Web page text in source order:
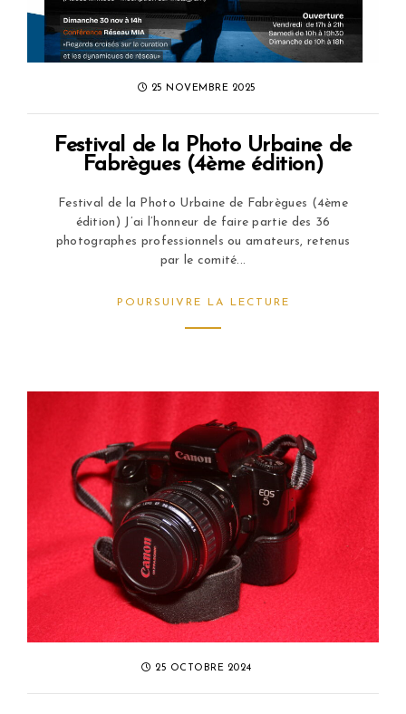
25 NOVEMBRE 2025
Festival de la Photo Urbaine de
Fabrègues (4ème édition)
Festival de la Photo Urbaine de Fabrègues (4ème
édition) J’ai l’honneur de faire partie des 36
photographes professionnels ou amateurs, retenus
par le comité...
POURSUIVRE LA LECTURE
25 OCTOBRE 2024